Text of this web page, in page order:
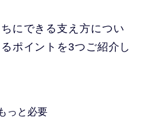
にできる支え方につい
ポイントを3つご紹介し
っと必要